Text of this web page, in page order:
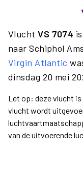
VluchtVS 7074
naar Schiphol
Virgin Atlantic
dinsdag 20 mei
Let op: deze vlucht
vlucht wordt
van de uitvoerende